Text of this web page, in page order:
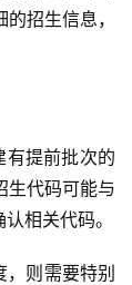
招生信息，
有提前批次的
生代码可能与
相关代码。
则需要特别